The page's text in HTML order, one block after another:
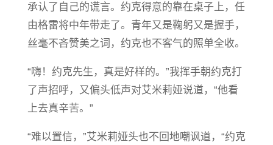
承认了自己的谎言。约克得意的靠在桌子上，任
由格雷将中年带走了。青年又是鞠躬又是握手，
丝毫不吝赞美之词，约克也不客气的照单全收。
“嗨！约克先生，真是好样的。”我挥手朝约克打
了声招呼，又偏头低声对艾米莉娅说道，“他看
上去真辛苦。”
“难以置信，”艾米莉娅头也不回地嘲讽道，“约克